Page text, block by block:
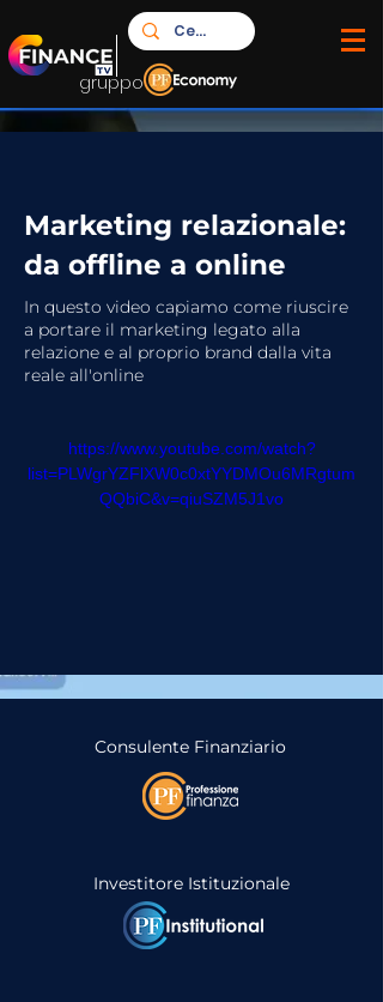
gruppo
Marketing relazionale:
da offline a online
In questo video capiamo come riuscire
a portare il marketing legato alla
relazione e al proprio brand dalla vita
reale all'online
https://www.youtube.com/watch?
list=PLWgrYZFlXW0c0xtYYDMOu6MRgtum
QQbiC&v=qiuSZM5J1vo
Consulente Finanziario
Investitore Istituzionale